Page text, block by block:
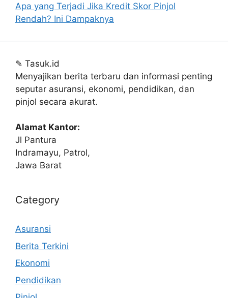
Apa yang Terjadi Jika Kredit Skor Pinjol
Rendah? Ini Dampaknya
✎ Tasuk.id
Menyajikan berita terbaru dan informasi penting
seputar asuransi, ekonomi, pendidikan, dan
pinjol secara akurat.
Alamat Kantor:
Jl Pantura
Indramayu, Patrol,
Jawa Barat
Category
Asuransi
Berita Terkini
Ekonomi
Pendidikan